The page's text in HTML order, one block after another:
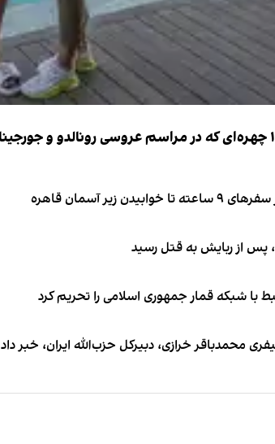
آسمان قاهره
پس از ربایش به قتل رسید
با شبکه قمار جمهوری اسلامی را تحریم کرد
محمدباقر خرازی، دبیر‌کل حزب‌الله ایران، خبر داد